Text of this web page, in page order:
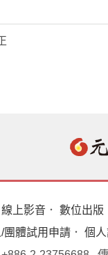
線上影音 ． 數位出版
團體試用申請 ． 個